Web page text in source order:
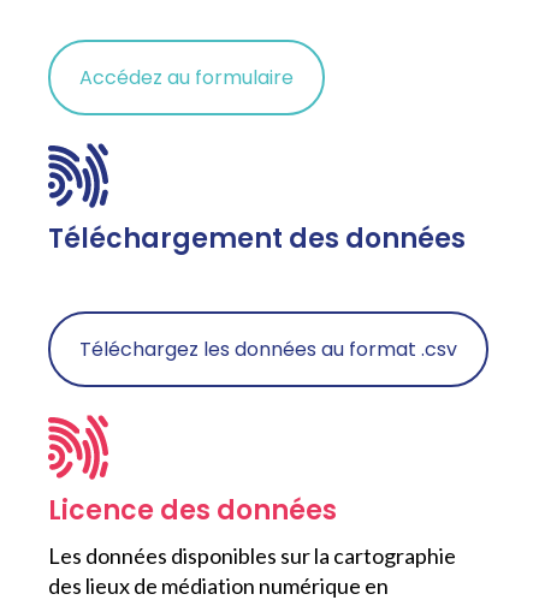
Accédez au formulaire
Téléchargement des données
Téléchargez les données au format .csv
Licence des données
Les données disponibles sur la cartographie
des lieux de médiation numérique en